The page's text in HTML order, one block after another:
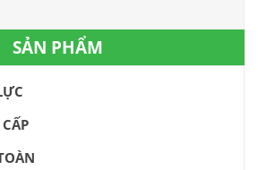
SẢN PHẨM